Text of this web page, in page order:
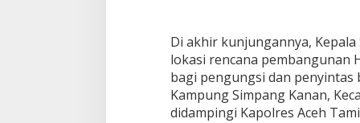
t
a
p
d
i
A
Di akhir kunjungannya,
lokasi rencana pembangunan
bagi pengungsi dan penyintas
Kampung Simpang Kanan,
didampingi Kapolres Aceh